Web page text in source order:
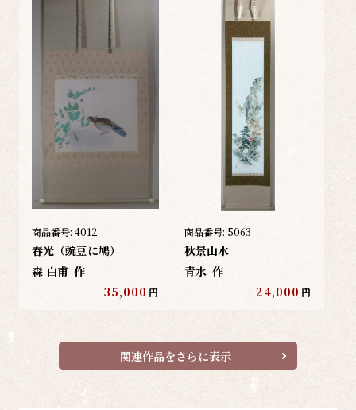
商品番号: 4012
春光（豌豆に鳩）
森 白甫 作
35,000 円
商品番号: 5063
秋景山水
青水 作
24,000 円
関連作品をさらに表示